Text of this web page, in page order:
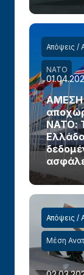
Απόψεις /
ΝΑΤΟ
ΑΜΕΣΗ
ΝΑΤΟ:
Απόψεις /
Μέση